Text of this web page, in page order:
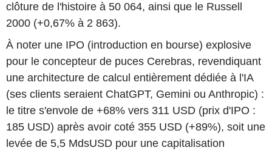
clôture de l'histoire à 50 064, ainsi que le Russell
2000 (+0,67% à 2 863).
À noter une IPO (introduction en bourse) explosive
pour le concepteur de puces Cerebras, revendiquant
une architecture de calcul entièrement dédiée à l'IA
(ses clients seraient ChatGPT, Gemini ou Anthropic) :
le titre s'envole de +68% vers 311 USD (prix d'IPO :
185 USD) après avoir coté 355 USD (+89%), soit une
levée de 5,5 MdsUSD pour une capitalisation